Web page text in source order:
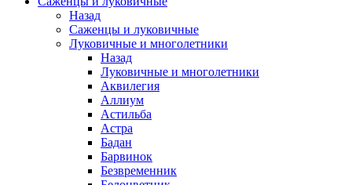
Назад
Саженцы и луковичные
Луковичные и многолетники
Назад
Луковичные и многолетники
Аквилегия
Аллиум
Астильба
Астра
Бадан
Барвинок
Безвременник